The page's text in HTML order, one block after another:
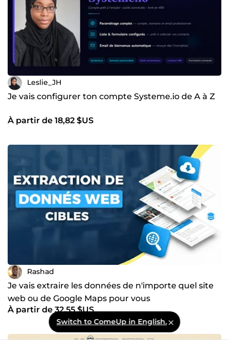
Leslie_JH
Je vais configurer ton compte Systeme.io de A à Z
À partir de 18,82 $US
Rashad
Je vais extraire les données de n'importe quel site
web ou de Google Maps pour vous
À partir de 32,55 $US
Switch to ComeUp in English.